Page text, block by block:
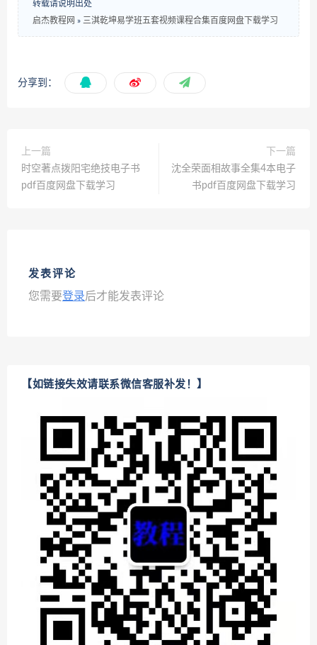
转载请说明出处
启杰教程网 » 三淇乾坤易学班五套视频课程合集百度网盘下载学习
分享到：
上一篇
时空著点拨阳宅绝技电子书
pdf百度网盘下载学习
下一篇
沈全荣面相故事全集4本电子
书pdf百度网盘下载学习
发表评论
您需要登录后才能发表评论
【如链接失效请联系微信客服补发！】